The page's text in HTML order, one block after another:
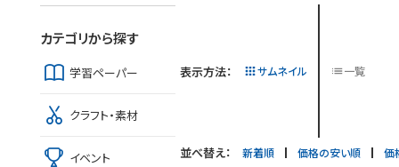
表示方法： サムネイル 一覧
並べ替え： 新着順 価格の安い順 価
カテゴリから探す
学習ペーパー
クラフト・素材
イベント